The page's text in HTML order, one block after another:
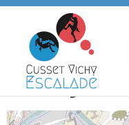
plan-
vichy